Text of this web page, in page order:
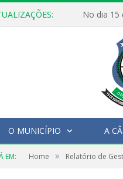
O MUNICÍPIO A
EM: Home » Relatório de